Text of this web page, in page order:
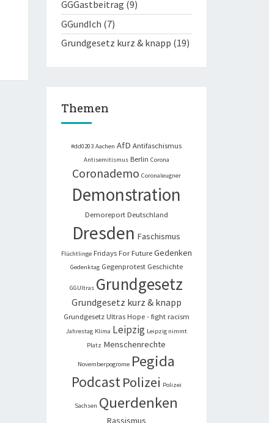
GGGastbeitrag (9)
GGundIch (7)
Grundgesetz kurz & knapp (19)
Themen
#dd0203 Aachen AfD Antifaschismus
Antisemitismus Berlin Corona
Coronademo Coronaleugner
Demonstration
Demoreport Deutschland
Dresden Faschismus
Flüchtlinge Fridays For Future Gedenken
Gedenktag Gegenprotest Geschichte
GGUltras Grundgesetz
Grundgesetz kurz & knapp
Grundgesetz Ultras Hope - fight racism
Jahrestag Klima Leipzig Leipzig nimmt
Platz Menschenrechte
Novemberpogrome Pegida
PodcastPolizei Polizei
Sachsen Querdenken
Rassismus